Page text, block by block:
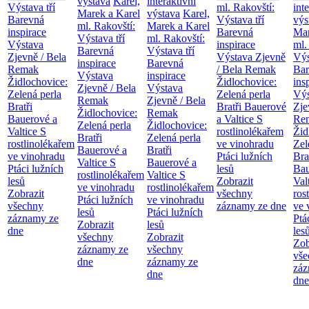
Výstava tří
Barevná
inspirace
Výstava
Zjevně / Bela
Remak
Židlochovice:
Zelená perla
Bratři
Bauerové a
Valtice S
rostlinolékařem
ve vinohradu
Ptáci lužních
lesů
Zobrazit
všechny
záznamy ze
dne
Marek a Karel
ml. Rakovští:
Výstava tří
Barevná
inspirace
Výstava
Zjevně / Bela
Remak
Židlochovice:
Zelená perla
Bratři
Bauerové a
Valtice S
rostlinolékařem
ve vinohradu
Ptáci lužních
lesů
Zobrazit
všechny
záznamy ze
dne
výstava Karel,
Marek a Karel
ml. Rakovští:
Výstava tří
Barevná
inspirace
Výstava
Zjevně / Bela
Remak
Židlochovice:
Zelená perla
Bratři
Bauerové a
Valtice S
rostlinolékařem
ve vinohradu
Ptáci lužních
lesů
Zobrazit
všechny
záznamy ze
dne
ml. Rakovští:
Výstava tří
Barevná
inspirace
Výstava Zjevně
/ Bela Remak
Židlochovice:
Zelená perla
Bratři Bauerové
a Valtice S
rostlinolékařem
ve vinohradu
Ptáci lužních
lesů
Zobrazit
všechny
záznamy ze dne
ml.
ve
dne